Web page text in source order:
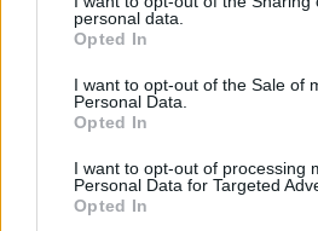
personal data.
Opted In
I want to opt-out of the Sale of
Personal Data.
Opted In
I want to opt-out of processing
Personal Data for Targeted
Opted In
elmondta, leginkább a
nyugtalanítja. Úgy látja,
egyre rosszabb a helyzet
állás és a megnövelt
szaktanárok tartják a